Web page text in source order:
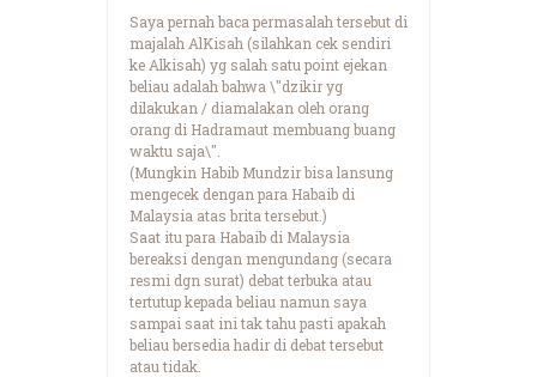
Saya pernah baca permasalah tersebut di
majalah AlKisah (silahkan cek sendiri
ke Alkisah) yg salah satu point ejekan
beliau adalah bahwa \"dzikir yg
dilakukan / diamalakan oleh orang
orang di Hadramaut membuang buang
waktu saja\".
(Mungkin Habib Mundzir bisa lansung
mengecek dengan para Habaib di
Malaysia atas brita tersebut.)
Saat itu para Habaib di Malaysia
bereaksi dengan mengundang (secara
resmi dgn surat) debat terbuka atau
tertutup kepada beliau namun saya
sampai saat ini tak tahu pasti apakah
beliau bersedia hadir di debat tersebut
atau tidak.